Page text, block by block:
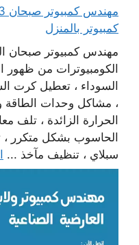
كمبيوتر بالمنزل
مهندس كمبيوتر صبحان
الكومبيوترات من ظهور
السوداء ، تعطيل كرت
، مشاكل وحدات الطاقة
الحرارة الزائدة ، تلف
الحاسوب بشكل متكرر ،
سبلاي ، تنظيف مآخذ ...